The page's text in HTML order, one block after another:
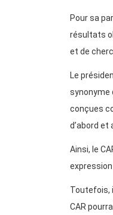
Pour sa
résultats
et de
Le
synonyme
conçues
d’abord et
Ainsi, le
Toutefois,
CAR